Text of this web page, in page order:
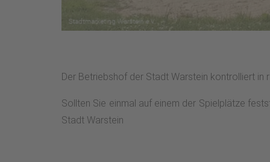
Der Betriebshof der Stadt Warstein kontrolliert in
Sollten Sie einmal auf einem der Spielplätze
Stadt Warstein